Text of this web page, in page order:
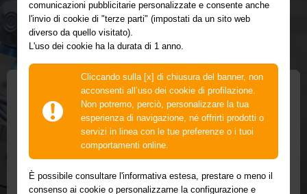
comunicazioni pubblicitarie personalizzate e consente anche
l'invio di cookie di "terze parti" (impostati da un sito web
diverso da quello visitato).
L'uso dei cookie ha la durata di 1 anno.
Cliccando sulla [x] di chiusura del banner, non
acconsenti all’uso dei cookie di profilazione.
Non potremo, perciò, personalizzare la tua
esperienza di navigazione, né offrirti prodotti o
servizi in linea con le tue preferenze o i tuoi
comportamenti online.
È possibile consultare l'informativa estesa, prestare o meno il
consenso ai cookie o personalizzarne la configurazione e
Up2Stars
Intesa Sanpaolo per le startup innovative